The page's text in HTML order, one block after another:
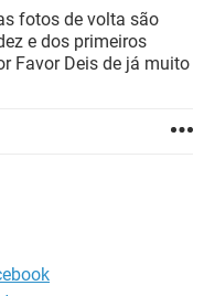
fotos de volta são
e dos primeiros
Favor Deis de já muito